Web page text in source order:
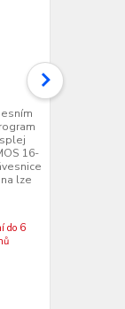
16-
lze
do 6
CipherLab